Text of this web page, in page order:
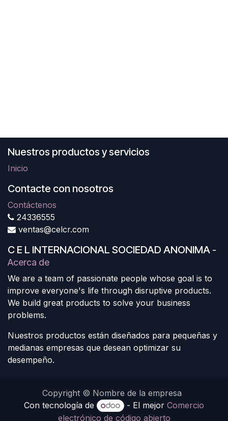
Nuestros productos y servicios
Inicio
Contacte con nosotros
Contáctenos
24336555
ventas@celcr.com
C E L INTERNACIONAL SOCIEDAD ANONIMA -
Acerca de
We are a team of passionate people whose goal is to
improve everyone's life through disruptive products.
We build great products to solve your business
problems.
Nuestros productos están diseñados para pequeñas y
medianas empresas que desean optimizar su
desempeño.
Copyright © Nombre de la empresa
Con tecnología de
- El mejorComercio
electrónico de código abierto